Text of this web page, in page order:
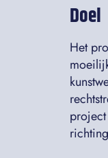
Doel
Het